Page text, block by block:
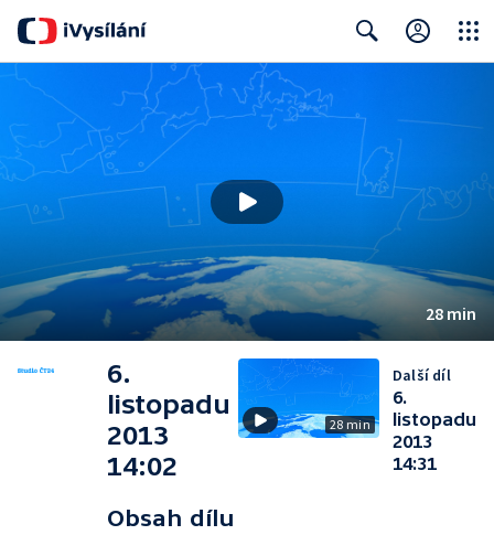
28 min
6.
listopadu
2013
14:02
Obsah dílu
28 min
Další díl
6.
listopadu
2013
14:31